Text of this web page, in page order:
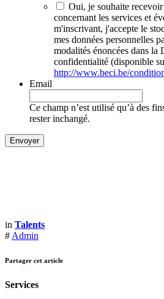
Oui, je souhaite
concernant les services et
m'inscrivant, j'accepte le
mes données personnelles
modalités énoncées dans la
confidentialité (disponible
http://www.beci.be/
Email
Ce champ n’est utilisé qu’à des
rester inchangé.
in Talents
# Admin
Partager cet article
Services